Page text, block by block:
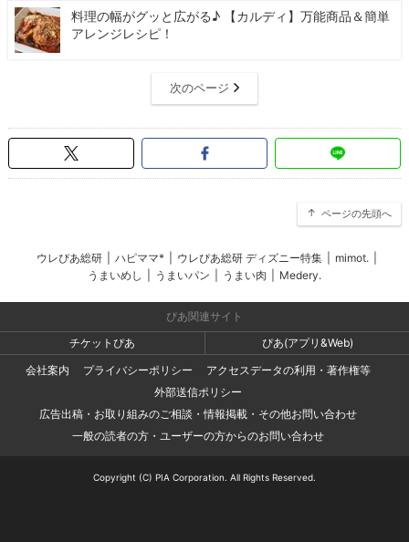
料理の幅がグッと広がる♪ 【カルディ】万能商品＆簡単
アレンジレシピ！
次のページ
ページの先頭へ
ウレぴあ総研 ハピママ* ウレぴあ総研 ディズニー特集 mimot.
うまいめし
うまいパン うまい肉 Medery.
ぴあ関連サイト
チケットぴあ
ぴあ(アプリ&Web)
会社案内
プライバシーポリシー
アクセスデータの利用・著作権等
外部送信ポリシー
広告出稿・お取り組みのご相談・情報掲載・その他お問い合わせ
一般の読者の方・ユーザーの方からのお問い合わせ
Copyright (C) PIA Corporation. All Rights Reserved.